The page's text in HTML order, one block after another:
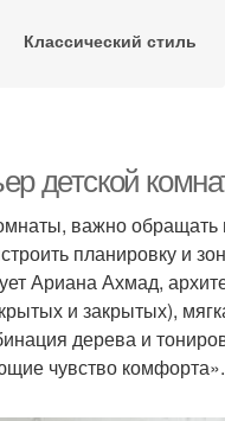
Классический стиль
скандинавском стиле
детской
важно обращать
планировку и
Ариана Ахмад,
и закрытых),
дерева и
чувство комфорта».